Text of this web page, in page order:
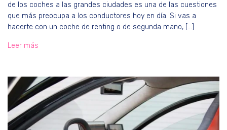
de los coches a las grandes ciudades es una de las cuestiones
que más preocupa a los conductores hoy en día. Si vas a
hacerte con un coche de renting o de segunda mano, […]
Leer más